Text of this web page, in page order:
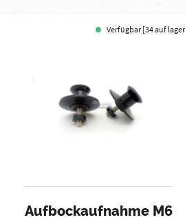
Verfügbar [34 auf
Aufbockaufnahme M6